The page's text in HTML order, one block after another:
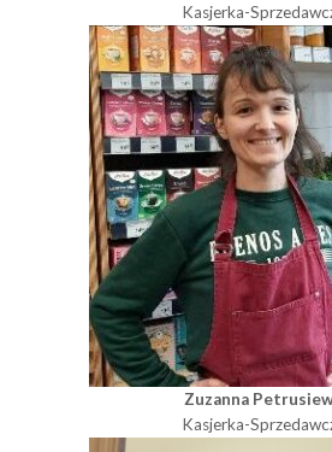
Kasjerka-
Zuzanna
Kasjerka-